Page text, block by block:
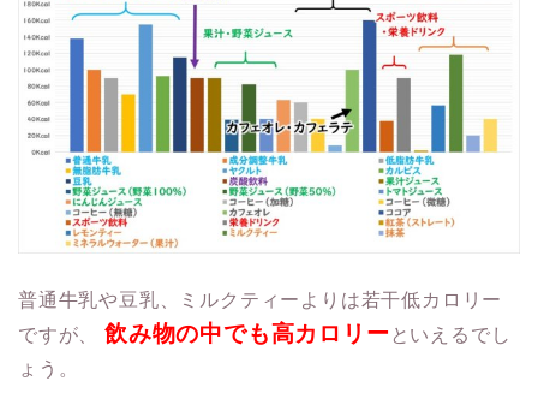
普通牛乳や豆乳、ミルクティーよりは若干低カロリー
ですが、
飲み物の中でも高カロリー といえるでし
ょう。